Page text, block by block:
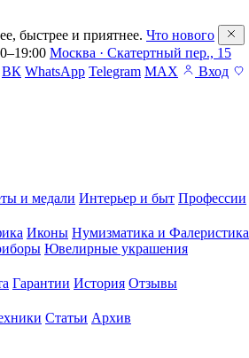
быстрее и приятнее. Что нового
Москва · Скатертный пер., 15
ВК WhatsApp Telegram MAX Вход
и медали Интерьер и быт Профессии
Иконы Нумизматика и Фалеристика
Ювелирные украшения
Гарантии История Отзывы
Статьи Архив